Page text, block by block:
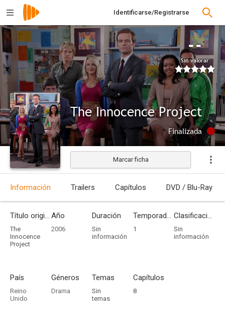
Identificarse/Registrarse
--
Sin valorar
The Innocence Project
Finalizada
Marcar ficha
Información Trailers Capítulos DVD / Blu-Ray
Título original
The
Innocence
Project
Año
2006
Duración
Sin
información
Temporadas
1
Clasificación por edades
Sin
información
País
Reino
Unido
Géneros
Drama
Temas
Sin
temas
Capítulos
8